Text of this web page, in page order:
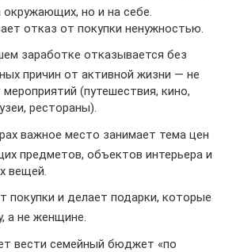
окружающих, но и на себе.
отказ от покупки ненужностью.
заработке отказывается без
причин от активной жизни — не
(путешествия, кино,
рестораны).
важное место занимает тема цен
предметов, объектов интерьера и
вещей.
покупки и делает подарки, которые
а не женщине.
вести семейный бюджет «по